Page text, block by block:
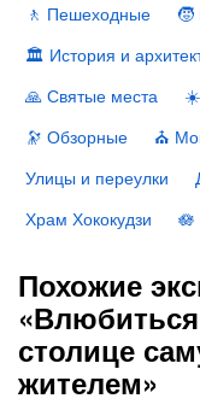
🚶 Пешеходные
🧒
🏛 История и
🙏 Святые места
☀️
🔭 Обзорные
⛪️
Улицы и переулки
Храм Хококудзи
🪷
Похожие
столице
жителем»